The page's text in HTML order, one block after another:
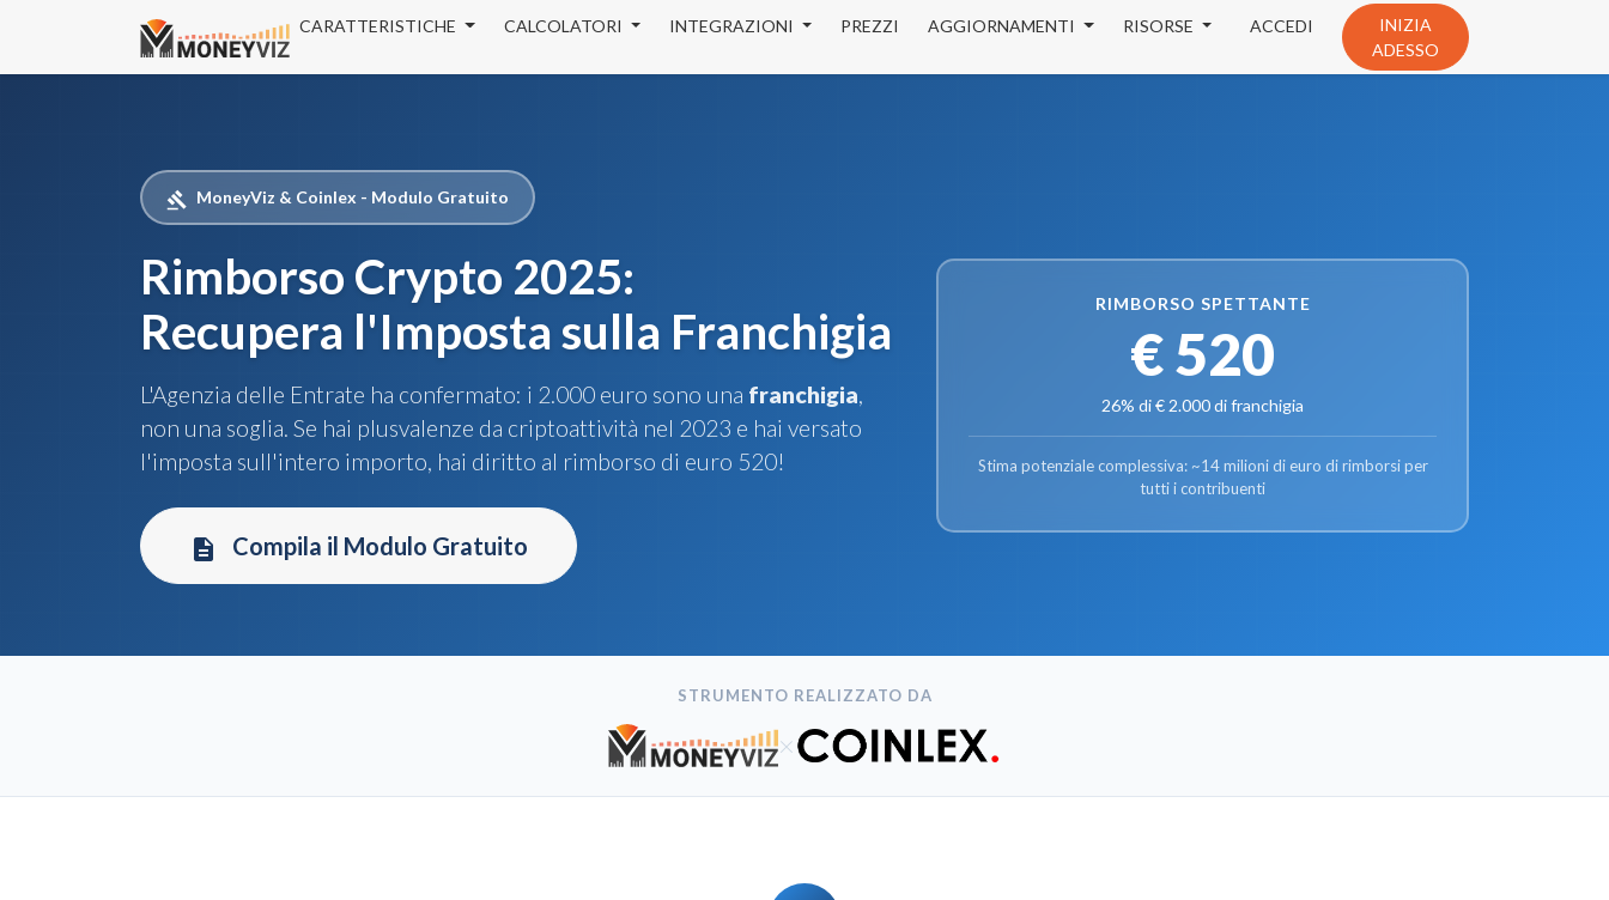
CARATTERISTICHE CALCOLATORI INTEGRAZIONI PREZZI AGGIORNAMENTI RISORSE ACCEDI
INIZIA
ADESSO
gavel MoneyViz & Coinlex - Modulo Gratuito
Rimborso Crypto 2025:
Recupera l'Imposta sulla Franchigia
L'Agenzia delle Entrate ha confermato: i 2.000 euro sono una franchigia,
non una soglia. Se hai plusvalenze da criptoattività nel 2023 e hai versato
l'imposta sull'intero importo, hai diritto al rimborso di euro 520!
description Compila il Modulo Gratuito
RIMBORSO SPETTANTE
€ 520
26% di € 2.000 di franchigia
Stima potenziale complessiva: ~14 milioni di euro di rimborsi per
tutti i contribuenti
STRUMENTO REALIZZATO DA
×